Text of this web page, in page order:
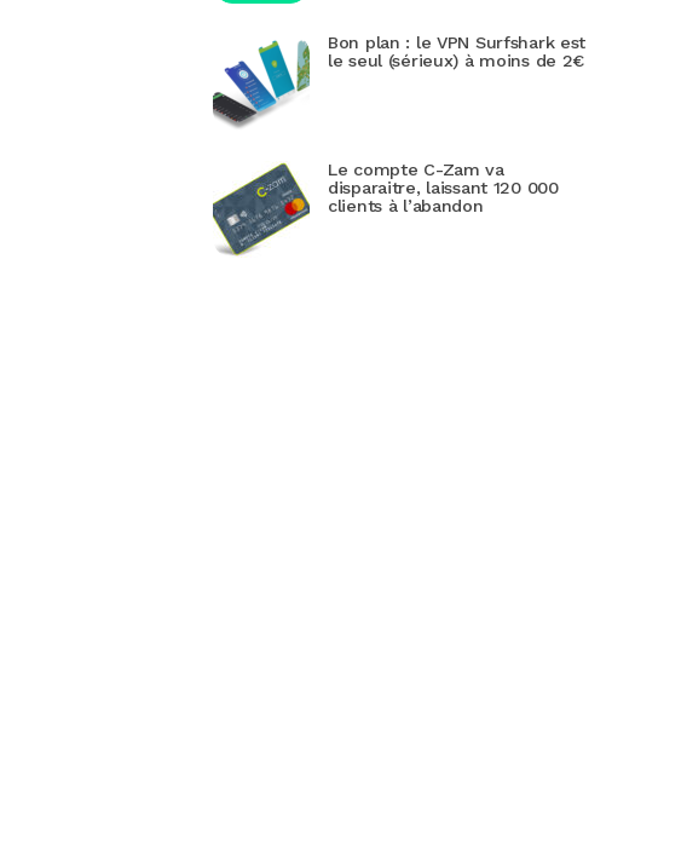
Bon plan : le VPN Surfshark est
le seul (sérieux) à moins de 2€
Le compte C-Zam va
disparaitre, laissant 120 000
clients à l’abandon